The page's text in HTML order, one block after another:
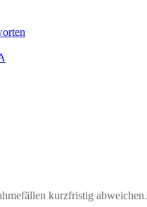
kurzfristig abweichen.